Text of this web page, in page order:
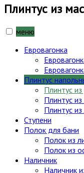
Плинтус из
меню
Евровагонка
Плинтус
Плинтус
Плинтус из
Плинтус
Ступени
Полок для бани
Полок из
Полок из
Наличник
Наличник